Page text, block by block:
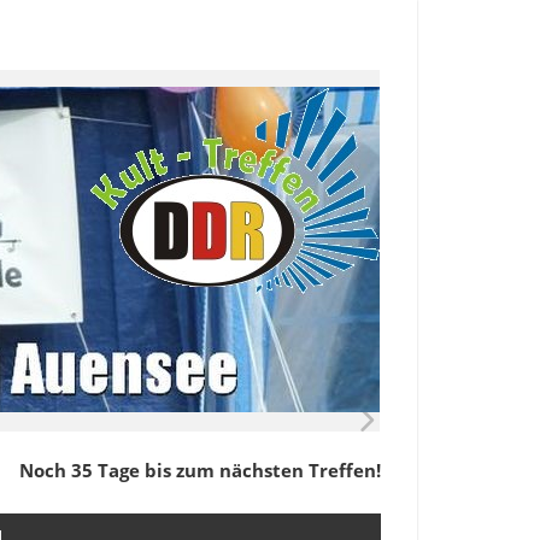
Noch 35 Tage bis zum nächsten Treffen!